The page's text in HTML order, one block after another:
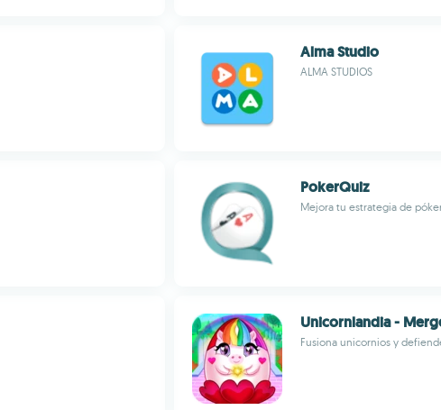
Alma Studio
ALMA STUDIOS
PokerQuiz
Mejora tu estrategia de
Unicornlandia -
Fusiona unicornios y